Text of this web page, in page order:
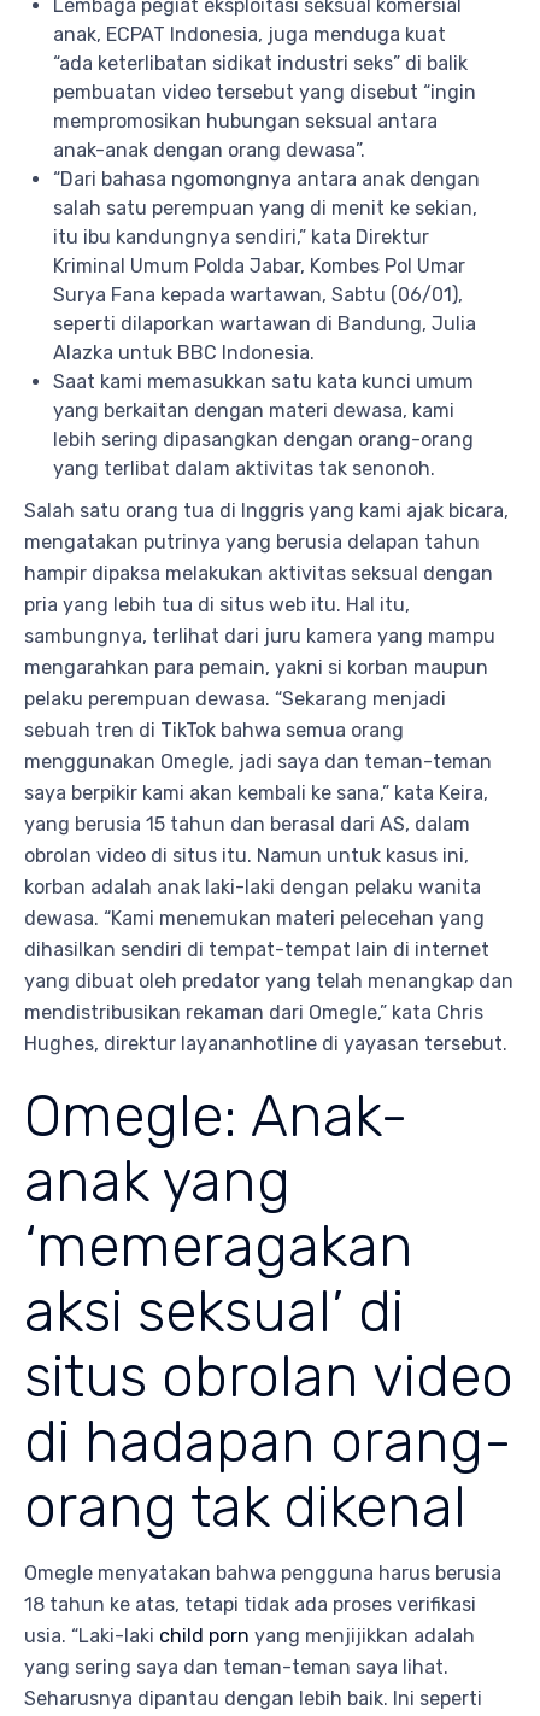
Lembaga pegiat eksploitasi seksual komersial
anak, ECPAT Indonesia, juga menduga kuat
“ada keterlibatan sidikat industri seks” di balik
pembuatan video tersebut yang disebut “ingin
mempromosikan hubungan seksual antara
anak-anak dengan orang dewasa”.
“Dari bahasa ngomongnya antara anak dengan
salah satu perempuan yang di menit ke sekian,
itu ibu kandungnya sendiri,” kata Direktur
Kriminal Umum Polda Jabar, Kombes Pol Umar
Surya Fana kepada wartawan, Sabtu (06/01),
seperti dilaporkan wartawan di Bandung, Julia
Alazka untuk BBC Indonesia.
Saat kami memasukkan satu kata kunci umum
yang berkaitan dengan materi dewasa, kami
lebih sering dipasangkan dengan orang-orang
yang terlibat dalam aktivitas tak senonoh.
Salah satu orang tua di Inggris yang kami ajak bicara,
mengatakan putrinya yang berusia delapan tahun
hampir dipaksa melakukan aktivitas seksual dengan
pria yang lebih tua di situs web itu. Hal itu,
sambungnya, terlihat dari juru kamera yang mampu
mengarahkan para pemain, yakni si korban maupun
pelaku perempuan dewasa. “Sekarang menjadi
sebuah tren di TikTok bahwa semua orang
menggunakan Omegle, jadi saya dan teman-teman
saya berpikir kami akan kembali ke sana,” kata Keira,
yang berusia 15 tahun dan berasal dari AS, dalam
obrolan video di situs itu. Namun untuk kasus ini,
korban adalah anak laki-laki dengan pelaku wanita
dewasa. “Kami menemukan materi pelecehan yang
dihasilkan sendiri di tempat-tempat lain di internet
yang dibuat oleh predator yang telah menangkap dan
mendistribusikan rekaman dari Omegle,” kata Chris
Hughes, direktur layananhotline di yayasan tersebut.
Omegle: Anak-
anak yang
‘memeragakan
aksi seksual’ di
situs obrolan video
di hadapan orang-
orang tak dikenal
Omegle menyatakan bahwa pengguna harus berusia
18 tahun ke atas, tetapi tidak ada proses verifikasi
usia. “Laki-laki child porn yang menjijikkan adalah
yang sering saya dan teman-teman saya lihat.
Seharusnya dipantau dengan lebih baik. Ini seperti